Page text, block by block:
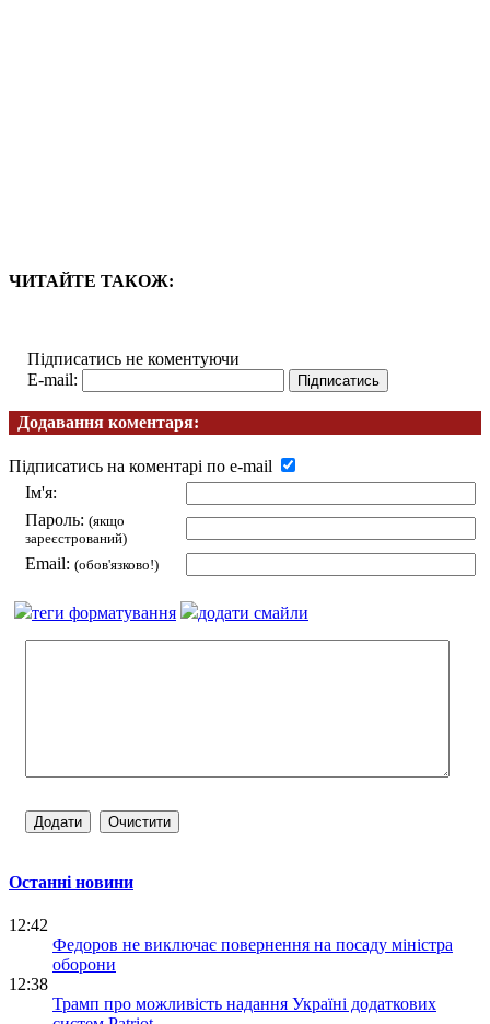
ЧИТАЙТЕ ТАКОЖ:
Підписатись не коментуючи
E-mail:
Додавання коментаря:
Підписатись на коментарі по e-mail
Ім'я:
Пароль: (якщо
зареєстрований)
Email: (обов'язково!)
теги форматування додати смайли
Останні новини
12:42
Федоров не виключає повернення на посаду міністра
оборони
12:38
Трамп про можливість надання Україні додаткових